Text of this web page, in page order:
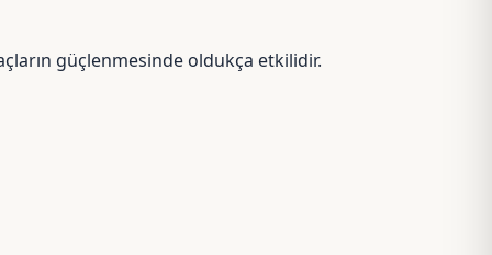
güçlenmesinde oldukça etkilidir.